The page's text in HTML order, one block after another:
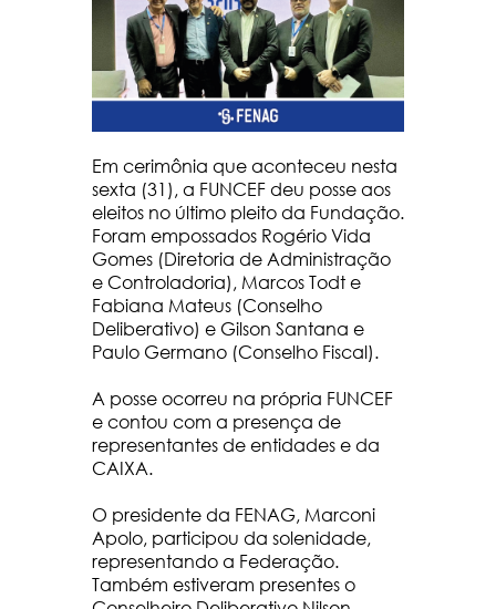
Em cerimônia que aconteceu nesta
sexta (31), a FUNCEF deu posse aos
eleitos no último pleito da Fundação.
Foram empossados Rogério Vida
Gomes (Diretoria de Administração
e Controladoria), Marcos Todt e
Fabiana Mateus (Conselho
Deliberativo) e Gilson Santana e
Paulo Germano (Conselho Fiscal).
A posse ocorreu na própria FUNCEF
e contou com a presença de
representantes de entidades e da
CAIXA.
O presidente da FENAG, Marconi
Apolo, participou da solenidade,
representando a Federação.
Também estiveram presentes o